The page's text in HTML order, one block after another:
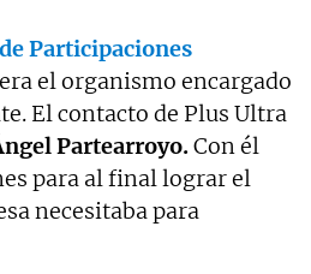
Participaciones
era el organismo encargado
El contacto de Plus Ultra
Partearroyo.Con él
para al final lograr el
necesitaba para